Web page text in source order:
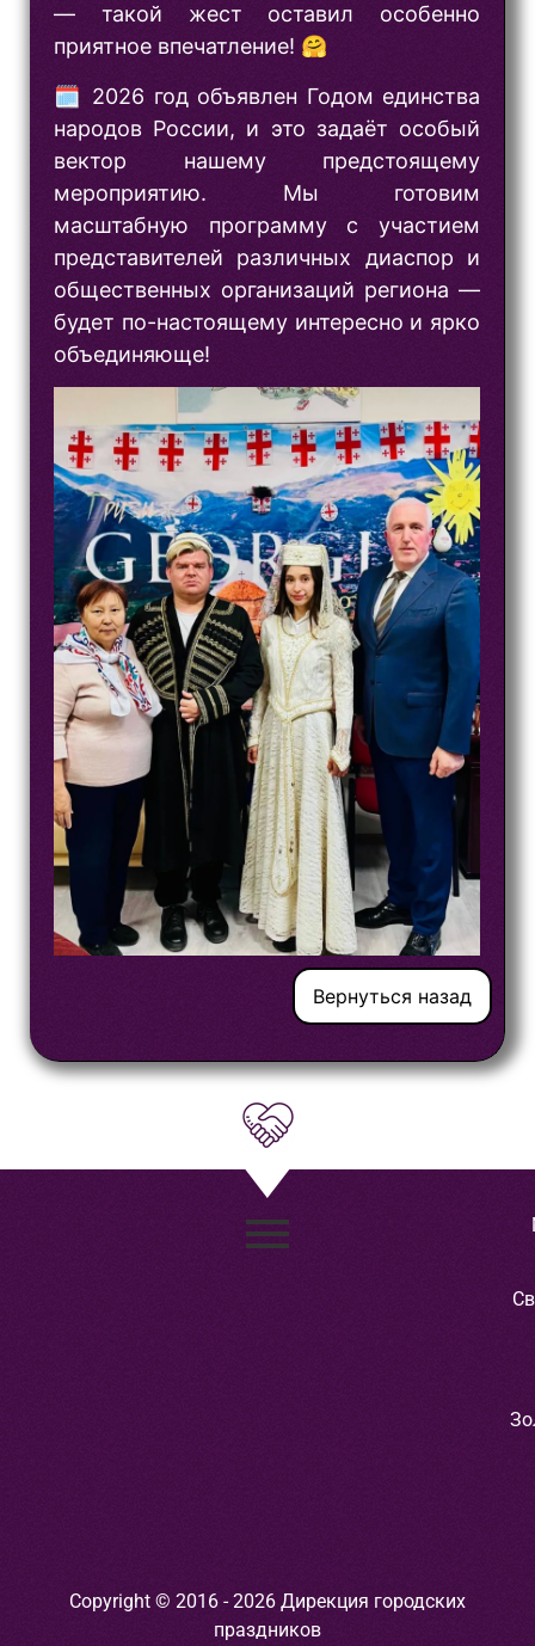
— такой жест оставил особенно
приятное впечатление! 🤗
🗓 2026 год объявлен Годом единства
народов России, и это задаёт особый
вектор нашему предстоящему
мероприятию. Мы готовим
масштабную программу с участием
представителей различных диаспор и
общественных организаций региона —
будет по-настоящему интересно и ярко
объединяюще!
Вернуться назад
Copyright © 2016 - 2026 Дирекция городских
праздников